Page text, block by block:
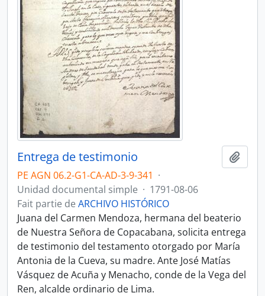
Entrega de testimonio
PE AGN 06.2-G1-CA-AD-3-9-341 ·
Unidad documental simple · 1791-08-06
Fait partie de ARCHIVO HISTÓRICO
Juana del Carmen Mendoza, hermana del beaterio
de Nuestra Señora de Copacabana, solicita entrega
de testimonio del testamento otorgado por María
Antonia de la Cueva, su madre. Ante José Matías
Vásquez de Acuña y Menacho, conde de la Vega del
Ren, alcalde ordinario de Lima.